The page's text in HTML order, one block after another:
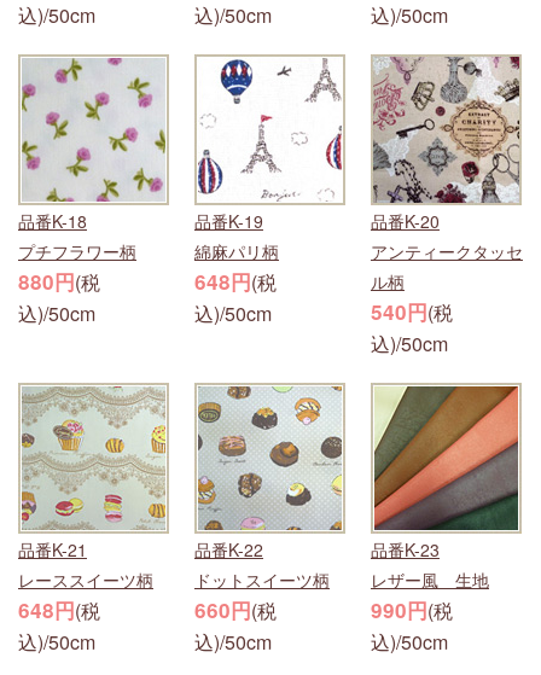
込)/50cm
込)/50cm
込)/50cm
品番K-18
プチフラワー柄
880円(税
込)/50cm
品番K-19
綿麻パリ柄
648円(税
込)/50cm
品番K-20
アンティークタッセ
ル柄
540円(税
込)/50cm
品番K-21
レーススイーツ柄
648円(税
込)/50cm
品番K-22
ドットスイーツ柄
660円(税
込)/50cm
品番K-23
レザー風 生地
990円(税
込)/50cm